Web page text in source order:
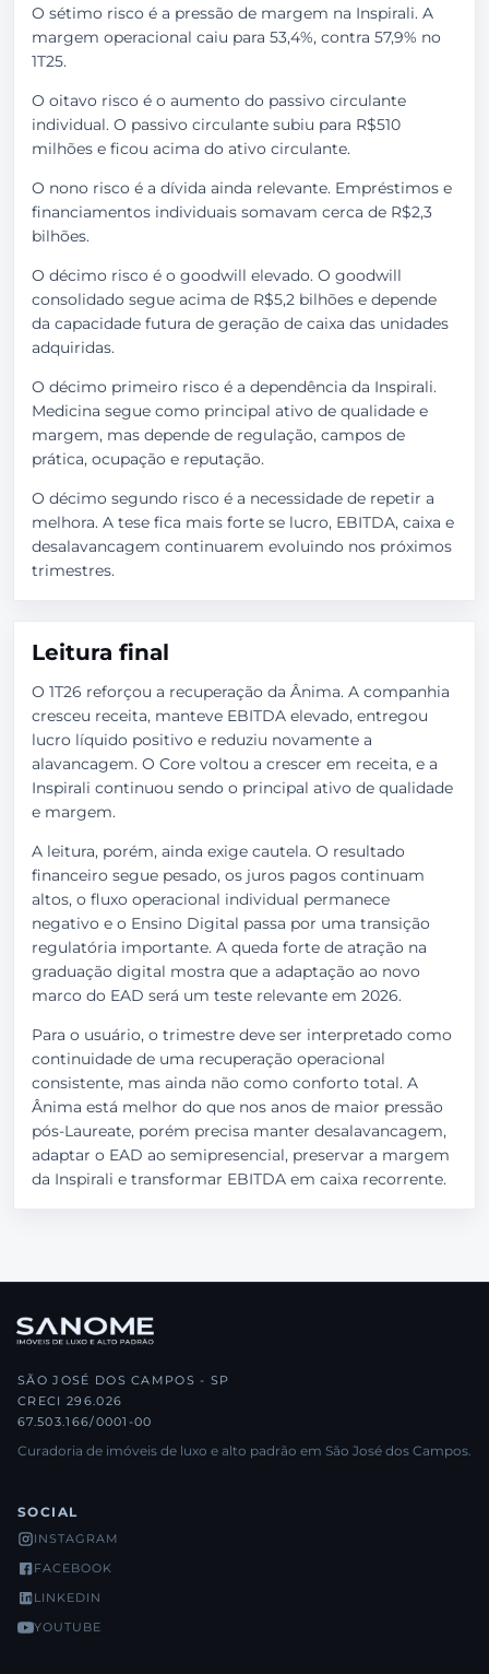
O sétimo risco é a pressão de margem na Inspirali. A
margem operacional caiu para 53,4%, contra 57,9% no
1T25.
O oitavo risco é o aumento do passivo circulante
individual. O passivo circulante subiu para R$510
milhões e ficou acima do ativo circulante.
O nono risco é a dívida ainda relevante. Empréstimos e
financiamentos individuais somavam cerca de R$2,3
bilhões.
O décimo risco é o goodwill elevado. O goodwill
consolidado segue acima de R$5,2 bilhões e depende
da capacidade futura de geração de caixa das unidades
adquiridas.
O décimo primeiro risco é a dependência da Inspirali.
Medicina segue como principal ativo de qualidade e
margem, mas depende de regulação, campos de
prática, ocupação e reputação.
O décimo segundo risco é a necessidade de repetir a
melhora. A tese fica mais forte se lucro, EBITDA, caixa e
desalavancagem continuarem evoluindo nos próximos
trimestres.
Leitura final
O 1T26 reforçou a recuperação da Ânima. A companhia
cresceu receita, manteve EBITDA elevado, entregou
lucro líquido positivo e reduziu novamente a
alavancagem. O Core voltou a crescer em receita, e a
Inspirali continuou sendo o principal ativo de qualidade
e margem.
A leitura, porém, ainda exige cautela. O resultado
financeiro segue pesado, os juros pagos continuam
altos, o fluxo operacional individual permanece
negativo e o Ensino Digital passa por uma transição
regulatória importante. A queda forte de atração na
graduação digital mostra que a adaptação ao novo
marco do EAD será um teste relevante em 2026.
Para o usuário, o trimestre deve ser interpretado como
continuidade de uma recuperação operacional
consistente, mas ainda não como conforto total. A
Ânima está melhor do que nos anos de maior pressão
pós-Laureate, porém precisa manter desalavancagem,
adaptar o EAD ao semipresencial, preservar a margem
da Inspirali e transformar EBITDA em caixa recorrente.
SÃO JOSÉ DOS CAMPOS - SP
CRECI 296.026
67.503.166/0001-00
Curadoria de imóveis de luxo e alto padrão em São José dos Campos.
SOCIAL
INSTAGRAM
FACEBOOK
LINKEDIN
YOUTUBE